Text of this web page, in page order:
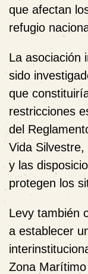
que afectan
refugio
La asociación
sido
que
restricciones
del
Vida
y las
protegen los
Levy también
a establecer
Zona